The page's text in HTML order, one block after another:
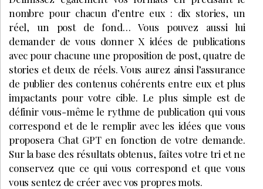
nombre pour chacun d’entre eux : dix stories, un
réel, un post de fond… Vous pouvez aussi lui
demander de vous donner X idées de publications
avec pour chacune une proposition de post, quatre de
stories et deux de réels. Vous aurez ainsi l’assurance
de publier des contenus cohérents entre eux et plus
impactants pour votre cible. Le plus simple est de
définir vous-même le rythme de publication qui vous
correspond et de le remplir avec les idées que vous
proposera Chat GPT en fonction de votre demande.
Sur la base des résultats obtenus, faîtes votre tri et ne
conservez que ce qui vous correspond et que vous
vous sentez de créer avec vos propres mots.